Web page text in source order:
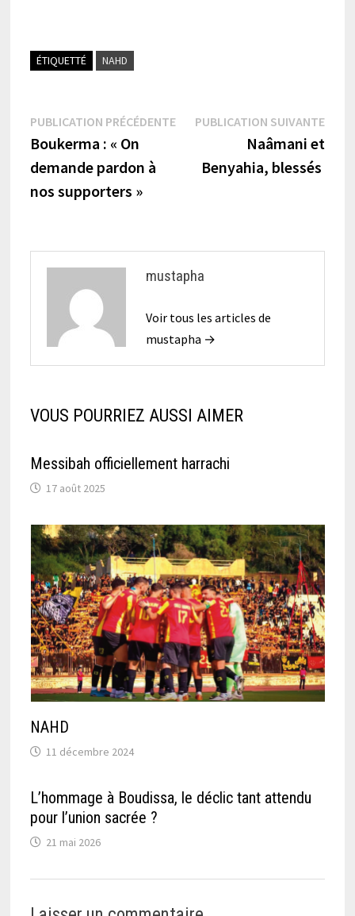
ÉTIQUETTÉ NAHD
Navigation
de
l’article
PUBLICATION PRÉCÉDENTEPublication
précédente :
Boukerma : « On
demande pardon à
nos supporters »
PUBLICATION SUIVANTE
Naâmani et
Benyahia, blessés
mustapha
Voir tous les articles de
mustapha →
VOUS POURRIEZ AUSSI AIMER
Messibah officiellement harrachi
17 août 2025
NAHD
11 décembre 2024
L’hommage à Boudissa, le déclic tant attendu
pour l’union sacrée ?
21 mai 2026